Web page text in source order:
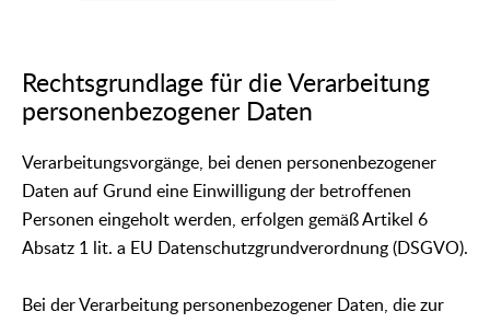
Rechtsgrundlage für die Verarbeitung
personenbezogener Daten
Verarbeitungsvorgänge, bei denen personenbezogener
Daten auf Grund eine Einwilligung der betroffenen
Personen eingeholt werden, erfolgen gemäß Artikel 6
Absatz 1 lit. a EU Datenschutzgrundverordnung (DSGVO).
Bei der Verarbeitung personenbezogener Daten, die zur